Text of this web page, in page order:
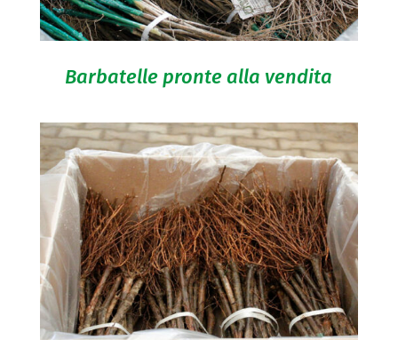
Barbatelle pronte alla vendita